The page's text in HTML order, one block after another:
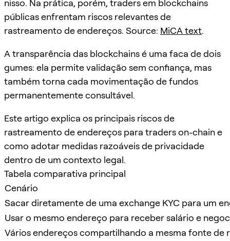
nisso. Na prática, porém, traders em blockchains
públicas enfrentam riscos relevantes de
rastreamento de endereços. Source: MiCA text.
A transparência das blockchains é uma faca de dois
gumes: ela permite validação sem confiança, mas
também torna cada movimentação de fundos
permanentemente consultável.
Este artigo explica os principais riscos de
rastreamento de endereços para traders on-chain e
como adotar medidas razoáveis de privacidade
dentro de um contexto legal.
Tabela comparativa principal
Cenário
Sacar diretamente de uma exchange KYC para um
Usar o mesmo endereço para receber salário e
Vários endereços compartilhando a mesma fonte de